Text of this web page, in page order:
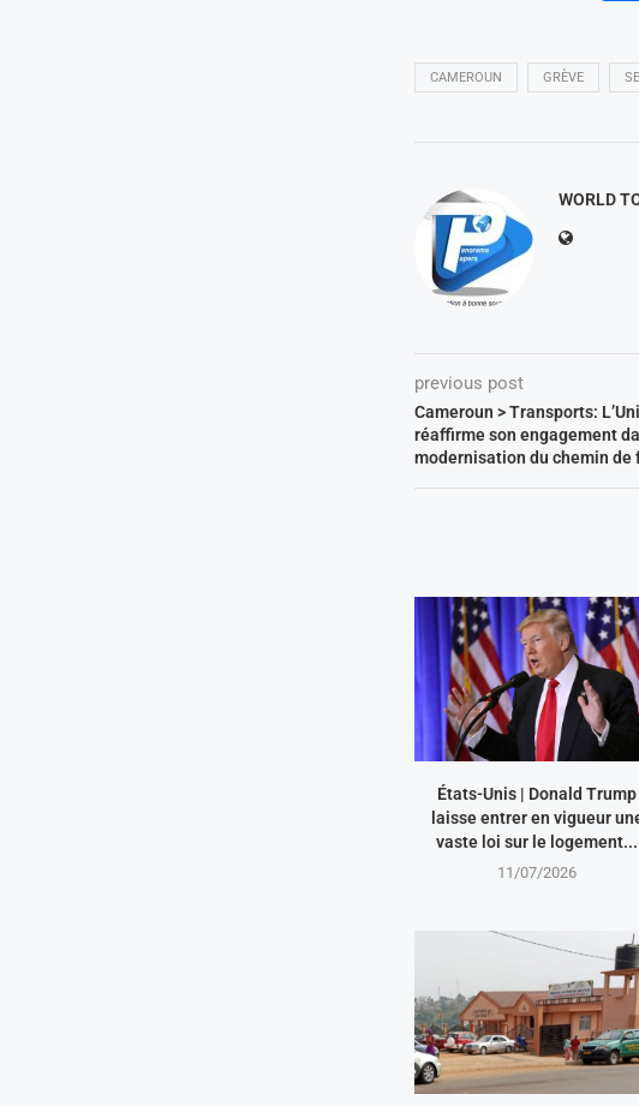
CAMEROUN GRÈVE
WORLD
previous post
Cameroun > Transports:
réaffirme son engagement
modernisation du chemin de
États-Unis | Donald Trump
laisse entrer en vigueur
vaste loi sur le logement...
11/07/2026